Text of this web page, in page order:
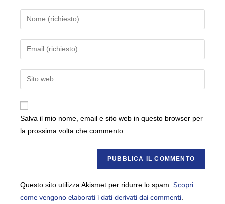
Salva il mio nome, email e sito web in questo browser per
la prossima volta che commento.
Questo sito utilizza Akismet per ridurre lo spam. Scopri
come vengono elaborati i dati derivati dai commenti